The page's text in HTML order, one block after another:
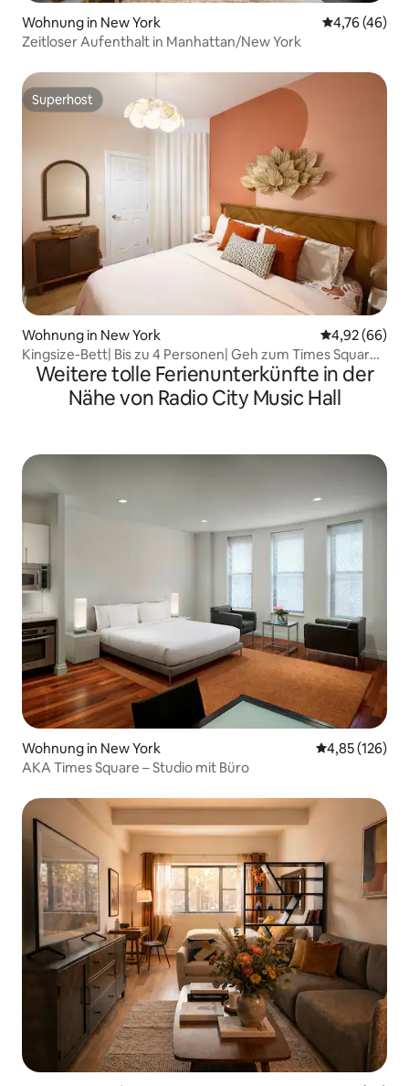
Wohnung in New York
4,76 (46)
Zeitloser Aufenthalt in Manhattan/New York
Superhost
Superhost
Wohnung in New York
4,92 (66)
Kingsize-Bett| Bis zu 4 Personen| Geh zum Times Square
& Broadway
Weitere tolle Ferienunterkünfte in der
Nähe von Radio City Music Hall
Wohnung in New York
4,85 (126)
AKA Times Square – Studio mit Büro